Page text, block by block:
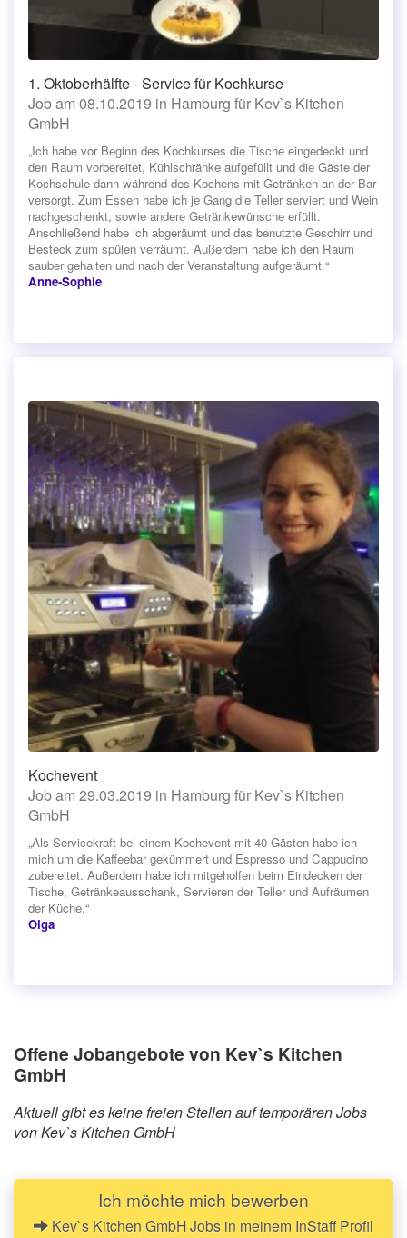
1. Oktoberhälfte - Service für Kochkurse
Job am 08.10.2019 in Hamburg für Kev`s Kitchen
GmbH
„Ich habe vor Beginn des Kochkurses die Tische eingedeckt und
den Raum vorbereitet, Kühlschränke aufgefüllt und die Gäste der
Kochschule dann während des Kochens mit Getränken an der Bar
versorgt. Zum Essen habe ich je Gang die Teller serviert und Wein
nachgeschenkt, sowie andere Getränkewünsche erfüllt.
Anschließend habe ich abgeräumt und das benutzte Geschirr und
Besteck zum spülen verräumt. Außerdem habe ich den Raum
sauber gehalten und nach der Veranstaltung aufgeräumt.“
Anne-Sophie
Kochevent
Job am 29.03.2019 in Hamburg für Kev`s Kitchen
GmbH
„Als Servicekraft bei einem Kochevent mit 40 Gästen habe ich
mich um die Kaffeebar gekümmert und Espresso und Cappucino
zubereitet. Außerdem habe ich mitgeholfen beim Eindecken der
Tische, Getränkeausschank, Servieren der Teller und Aufräumen
der Küche.“
Olga
Offene Jobangebote von Kev`s Kitchen
GmbH
Aktuell gibt es keine freien Stellen auf temporären Jobs
von Kev`s Kitchen GmbH
Ich möchte mich bewerben
Kev`s Kitchen GmbH Jobs in meinem InStaff Profil